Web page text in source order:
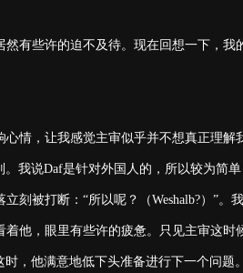
然有些许的迫不及待。现在回想一下，
心情，让我感觉主审似乎并不想真正理
。我说Daf是针对外国人的，所以较为简
刻被打断：“所以呢？（Weshalb?）”
他，眼里有些许的疲惫。只见主审这
时，他满意地低下头准备进行下一个问